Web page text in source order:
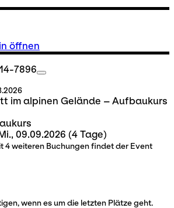
öffnen
7896
im alpinen Gelände – Aufbaukurs
09.09.2026 (4 Tage)
4 weiteren Buchungen findet der Event
wenn es um die letzten Plätze geht.